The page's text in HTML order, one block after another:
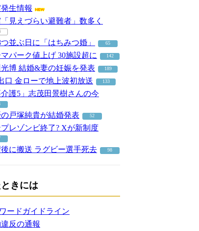
生情報
見えづらい避難者」数多く
並ぶ日に「はちみつ婚」 65
パーク値上げ 30施設超に 142
博 結婚&妻の妊娠を発表 189
口 金ローで地上波初放送 133
介護5」志茂田景樹さんの今
戸塚純貴が結婚発表 52
レゾンビ終了? Xが新制度
に搬送 ラグビー選手死去 98
きには
ードガイドライン
反の通報